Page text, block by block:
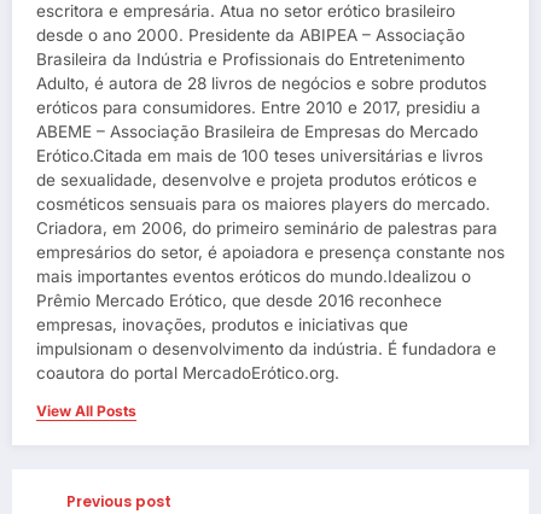
escritora e empresária. Atua no setor erótico brasileiro
desde o ano 2000. Presidente da ABIPEA – Associação
Brasileira da Indústria e Profissionais do Entretenimento
Adulto, é autora de 28 livros de negócios e sobre produtos
eróticos para consumidores. Entre 2010 e 2017, presidiu a
ABEME – Associação Brasileira de Empresas do Mercado
Erótico.Citada em mais de 100 teses universitárias e livros
de sexualidade, desenvolve e projeta produtos eróticos e
cosméticos sensuais para os maiores players do mercado.
Criadora, em 2006, do primeiro seminário de palestras para
empresários do setor, é apoiadora e presença constante nos
mais importantes eventos eróticos do mundo.Idealizou o
Prêmio Mercado Erótico, que desde 2016 reconhece
empresas, inovações, produtos e iniciativas que
impulsionam o desenvolvimento da indústria. É fundadora e
coautora do portal MercadoErótico.org.
View All Posts
Previous post